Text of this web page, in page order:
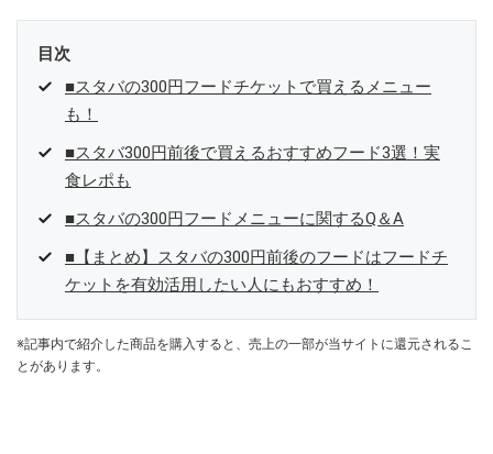
目次
■スタバの300円フードチケットで買えるメニュー
も！
■スタバ300円前後で買えるおすすめフード3選！実
食レポも
■スタバの300円フードメニューに関するQ＆A
■【まとめ】スタバの300円前後のフードはフードチ
ケットを有効活用したい人にもおすすめ！
※記事内で紹介した商品を購入すると、売上の一部が当サイトに還元されるこ
とがあります。